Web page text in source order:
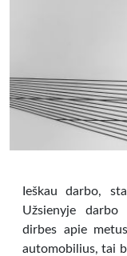
Ieškau darbo,
Užsienyje darbo
dirbes apie
automobilius, tai